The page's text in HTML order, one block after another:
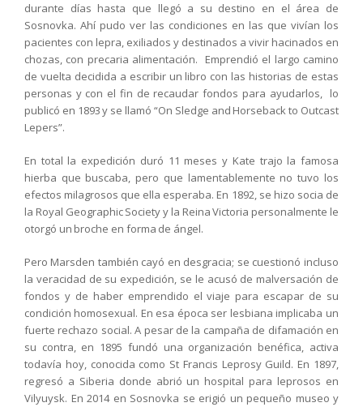
durante días hasta que llegó a su destino en el área de
Sosnovka. Ahí pudo ver las condiciones en las que vivían los
pacientes con lepra, exiliados y destinados a vivir hacinados en
chozas, con precaria alimentación. Emprendió el largo camino
de vuelta decidida a escribir un libro con las historias de estas
personas y con el fin de recaudar fondos para ayudarlos, lo
publicó en 1893 y se llamó “On Sledge and Horseback to Outcast
Lepers”.
En total la expedición duró 11 meses y Kate trajo la famosa
hierba que buscaba, pero que lamentablemente no tuvo los
efectos milagrosos que ella esperaba. En 1892, se hizo socia de
la Royal Geographic Society y la Reina Victoria personalmente le
otorgó un broche en forma de ángel.
Pero Marsden también cayó en desgracia; se cuestionó incluso
la veracidad de su expedición, se le acusó de malversación de
fondos y de haber emprendido el viaje para escapar de su
condición homosexual. En esa época ser lesbiana implicaba un
fuerte rechazo social. A pesar de la campaña de difamación en
su contra, en 1895 fundó una organización benéfica, activa
todavía hoy, conocida como St Francis Leprosy Guild. En 1897,
regresó a Siberia donde abrió un hospital para leprosos en
Vilyuysk. En 2014 en Sosnovka se erigió un pequeño museo y